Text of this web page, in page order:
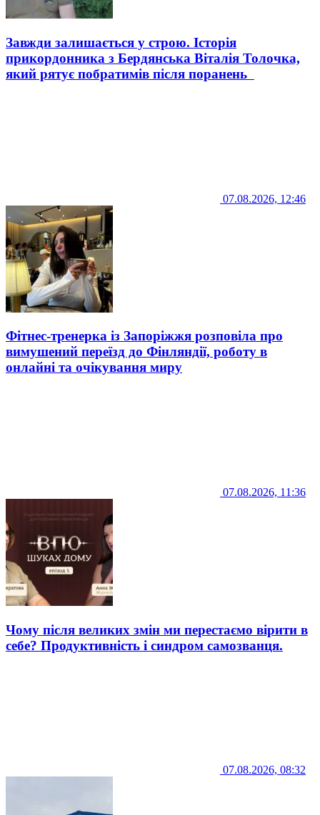
Завжди залишається у строю. Історія
прикордонника з Бердянська Віталія Толочка,
який рятує побратимів після поранень
07.08.2026, 12:46
Фітнес-тренерка із Запоріжжя розповіла про
вимушений переїзд до Фінляндії, роботу в
онлайні та очікування миру
07.08.2026, 11:36
Чому після великих змін ми перестаємо вірити в
себе? Продуктивність і синдром самозванця.
07.08.2026, 08:32